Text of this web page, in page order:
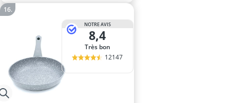
NOTRE AVIS
8,4
Très bon
12147